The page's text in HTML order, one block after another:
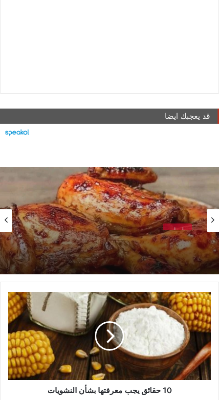
قد يعجبك ايضا
طبخات
طريقة التحضير صنية دجاج بالبطاطس
10
حقائق
يجب
معرفتها
النشويات
10 حقائق يجب معرفتها بشأن النشويات